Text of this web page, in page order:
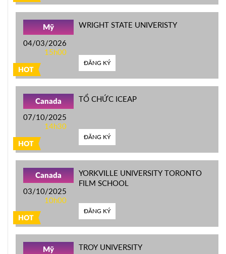
HOT
Mỹ
04/03/2026
15h00
WRIGHT STATE UNIVERISTY
ĐĂNG KÝ
HOT
Canada
07/10/2025
14h30
TỔ CHỨC ICEAP
ĐĂNG KÝ
HOT
Canada
03/10/2025
10h00
YORKVILLE UNIVERSITY TORONTO
FILM SCHOOL
ĐĂNG KÝ
Mỹ TROY UNIVERSITY